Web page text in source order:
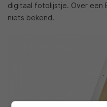
digitaal fotolijstje. Over een
niets bekend.